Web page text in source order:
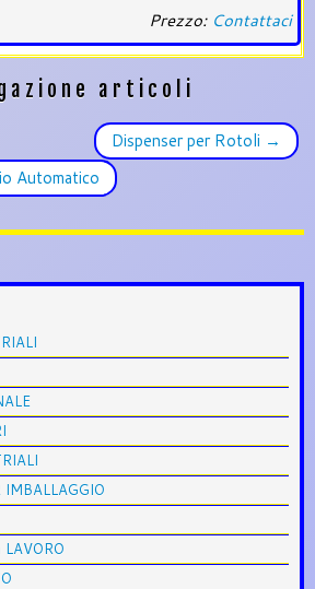
Prezzo: Contattaci
articoli
Dispenser per Rotoli →
Automatico
IMBALLAGGIO